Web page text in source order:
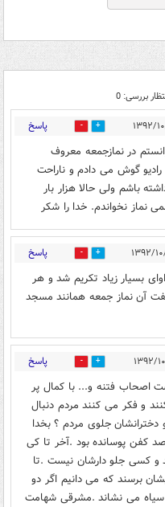
بررسی: 0
0 پاسخ
در نمازجمعه معروف
گوش می دادم و ناراحت
باشم ولی حالا هزار بار
نخواندم. خدا را شکر
0 پاسخ
بسیار زیاد تکریم شد و هر
آن نماز جمعه همانند مسجد
0 پاسخ
اصحاب فتنه و... با کمال پر
و فکر می کنند مردم دنبال
جلوی مردم ؟ بخدا
کفن پوسانده بود .آخر تا کی
و کسی جلو دارشان نیست .تا
برسند که می دانیم اگر دو
سیاه می نشاند .مشرقی شهامت